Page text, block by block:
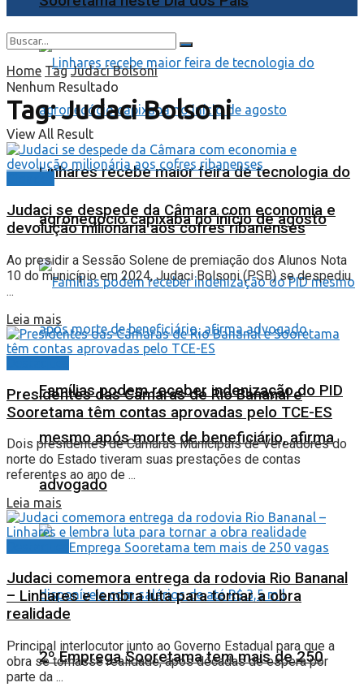
Linhares recebe maior feira de tecnologia do
agronegócio capixaba no início de agosto
Famílias podem receber indenização do PID
mesmo após morte de beneficiário, afirma
advogado
2º Emprega Sooretama tem mais de 250
Nenhum Resultado
View All Result
Home Tag Judaci Bolsoni
Tag:Judaci Bolsoni
Judaci se despede da Câmara com economia e
devolução milionária aos cofres ribanenses
Ao presidir a Sessão Solene de premiação dos Alunos Nota
10 do município em 2024, Judaci Bolsoni (PSB) se despediu
...
Leia mais
Presidentes das Câmaras de Rio Bananal e
Sooretama têm contas aprovadas pelo TCE-ES
Dois presidentes de Câmaras Municipais de Vereadores do
norte do Estado tiveram suas prestações de contas
referentes ao ano de ...
Leia mais
Judaci comemora entrega da rodovia Rio Bananal
– Linhares e lembra luta para tornar a obra
realidade
Principal interlocutor junto ao Governo Estadual para que a
obra se tornasse realidade, após décadas de espera por
parte da ...